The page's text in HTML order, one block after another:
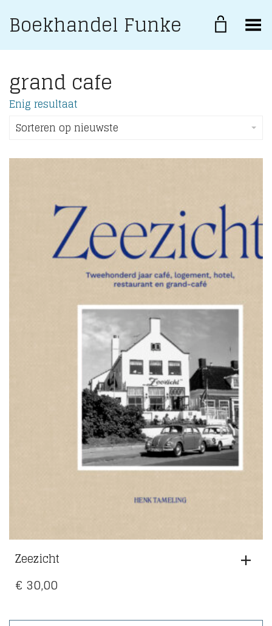
Boekhandel Funke Toggle Menu
grand cafe
Enig resultaat
Sorteren op nieuwste
Zeezicht
€ 30,00